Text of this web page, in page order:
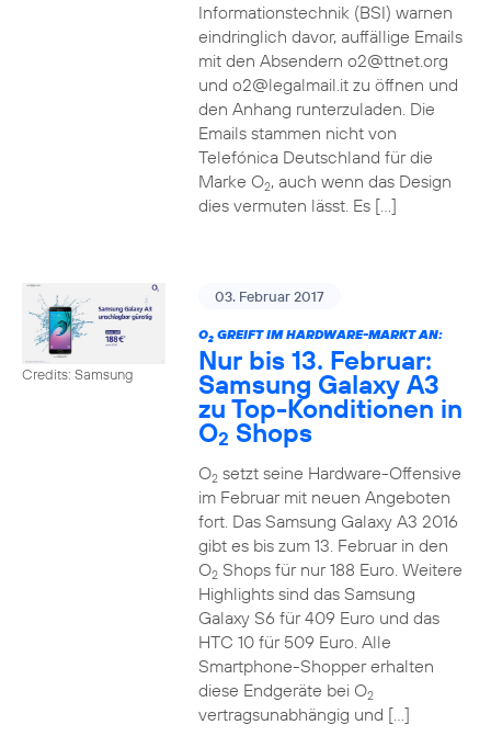
Informationstechnik (BSI) warnen
eindringlich davor, auffällige Emails
mit den Absendern o2@ttnet.org
und o2@legalmail.it zu öffnen und
den Anhang runterzuladen. Die
Emails stammen nicht von
Telefónica Deutschland für die
Marke O2, auch wenn das Design
dies vermuten lässt. Es […]
Credits: Samsung
03. Februar 2017
O2GREIFT IM HARDWARE-MARKT AN:
Nur bis 13. Februar:
Samsung Galaxy A3
zu Top-Konditionen in
O2 Shops
O2setzt seine Hardware-Offensive
im Februar mit neuen Angeboten
fort. Das Samsung Galaxy A3 2016
gibt es bis zum 13. Februar in den
O2Shops für nur 188 Euro. Weitere
Highlights sind das Samsung
Galaxy S6 für 409 Euro und das
HTC 10 für 509 Euro. Alle
Smartphone-Shopper erhalten
diese Endgeräte bei O2
vertragsunabhängig und […]